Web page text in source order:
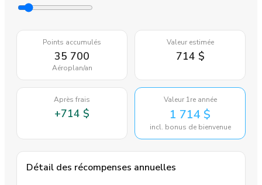
Points accumulés
35 700
Aéroplan/an
Valeur estimée
714 $
Après frais
+714 $
Valeur 1re année
1 714 $
incl. bonus de bienvenue
Détail des récompenses annuelles